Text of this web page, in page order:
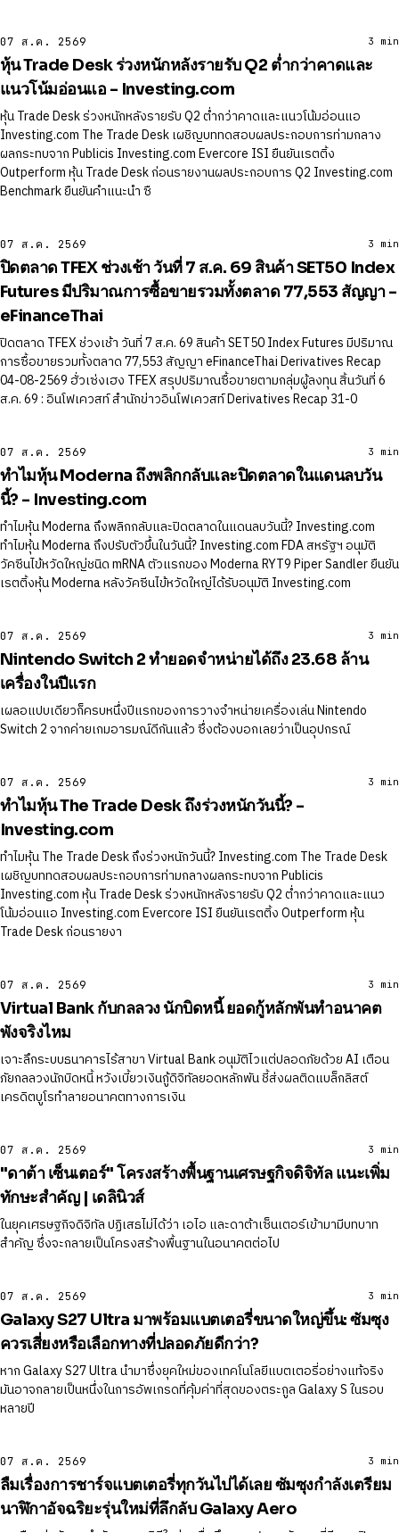
07 ส.ค. 2569
หุ้น Trade Desk ร่วงหนักหลังรายรับ Q2 ต่ำกว่าคาดและ
แนวโน้มอ่อนแอ - Investing.com
หุ้น Trade Desk ร่วงหนักหลังรายรับ Q2 ต่ำกว่าคาดและแนวโน้มอ่อนแอ
Investing.com The Trade Desk เผชิญบททดสอบผลประกอบการท่ามกลาง
ผลกระทบจาก Publicis Investing.com Evercore ISI ยืนยันเรตติ้ง
Outperform หุ้น Trade Desk ก่อนรายงานผลประกอบการ Q2 Investing.com
Benchmark ยืนยันคําแนะนํา ซื
3 min
07 ส.ค. 2569
ปิดตลาด TFEX ช่วงเช้า วันที่ 7 ส.ค. 69 สินค้า SET50 Index
Futures มีปริมาณการซื้อขายรวมทั้งตลาด 77,553 สัญญา -
eFinanceThai
ปิดตลาด TFEX ช่วงเช้า วันที่ 7 ส.ค. 69 สินค้า SET50 Index Futures มีปริมาณ
การซื้อขายรวมทั้งตลาด 77,553 สัญญา eFinanceThai Derivatives Recap
04-08-2569 ฮั่วเซ่งเฮง TFEX สรุปปริมาณซื้อขายตามกลุ่มผู้ลงทุน สิ้นวันที่ 6
ส.ค. 69 : อินโฟเควสท์ สำนักข่าวอินโฟเควสท์ Derivatives Recap 31-0
3 min
07 ส.ค. 2569
ทําไมหุ้น Moderna ถึงพลิกกลับและปิดตลาดในแดนลบวัน
นี้? - Investing.com
ทําไมหุ้น Moderna ถึงพลิกกลับและปิดตลาดในแดนลบวันนี้? Investing.com
ทําไมหุ้น Moderna ถึงปรับตัวขึ้นในวันนี้? Investing.com FDA สหรัฐฯ อนุมัติ
วัคซีนไข้หวัดใหญ่ชนิด mRNA ตัวแรกของ Moderna RYT9 Piper Sandler ยืนยัน
เรตติ้งหุ้น Moderna หลังวัคซีนไข้หวัดใหญ่ได้รับอนุมัติ Investing.com
3 min
07 ส.ค. 2569
Nintendo Switch 2 ทำยอดจำหน่ายได้ถึง 23.68 ล้าน
เครื่องในปีแรก
เผลอแปบเดียวก็ครบหนึ่งปีแรกของการวางจำหน่ายเครื่องเล่น Nintendo
Switch 2 จากค่ายเกมอารมณ์ดีกันแล้ว ซึ่งต้องบอกเลยว่าเป็นอุปกรณ์
3 min
07 ส.ค. 2569
ทําไมหุ้น The Trade Desk ถึงร่วงหนักวันนี้? -
Investing.com
ทําไมหุ้น The Trade Desk ถึงร่วงหนักวันนี้? Investing.com The Trade Desk
เผชิญบททดสอบผลประกอบการท่ามกลางผลกระทบจาก Publicis
Investing.com หุ้น Trade Desk ร่วงหนักหลังรายรับ Q2 ต่ำกว่าคาดและแนว
โน้มอ่อนแอ Investing.com Evercore ISI ยืนยันเรตติ้ง Outperform หุ้น
Trade Desk ก่อนรายงา
3 min
07 ส.ค. 2569
Virtual Bank กับกลลวง นักบิดหนี้ ยอดกู้หลักพันทำอนาคต
พังจริงไหม
เจาะลึกระบบธนาคารไร้สาขา Virtual Bank อนุมัติไวแต่ปลอดภัยด้วย AI เตือน
ภัยกลลวงนักบิดหนี้ หวังเบี้ยวเงินกู้ดิจิทัลยอดหลักพัน ชี้ส่งผลติดแบล็กลิสต์
เครดิตบูโรทำลายอนาคตทางการเงิน
3 min
07 ส.ค. 2569
"ดาต้า เซ็นเตอร์" โครงสร้างพื้นฐานเศรษฐกิจดิจิทัล แนะเพิ่ม
ทักษะสำคัญ | เดลินิวส์
ในยุคเศรษฐกิจดิจิทัล ปฏิเสธไม่ได้ว่า เอไอ และดาต้าเซ็นเตอร์เข้ามามีบทบาท
สำคัญ ซึ่งจะกลายเป็นโครงสร้างพื้นฐานในอนาคตต่อไป
3 min
07 ส.ค. 2569
Galaxy S27 Ultra มาพร้อมแบตเตอรี่ขนาดใหญ่ขึ้น: ซัมซุง
ควรเสี่ยงหรือเลือกทางที่ปลอดภัยดีกว่า?
หาก Galaxy S27 Ultra นำมาซึ่งยุคใหม่ของเทคโนโลยีแบตเตอรี่อย่างแท้จริง
มันอาจกลายเป็นหนึ่งในการอัพเกรดที่คุ้มค่าที่สุดของตระกูล Galaxy S ในรอบ
หลายปี
3 min
07 ส.ค. 2569
ลืมเรื่องการชาร์จแบตเตอรี่ทุกวันไปได้เลย ซัมซุงกำลังเตรียม
นาฬิกาอัจฉริยะรุ่นใหม่ที่ลึกลับ Galaxy Aero
3 min